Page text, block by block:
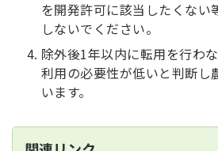
を開発許可に該当したくない
しないでください。
除外後1年以内に転用を行わ
利用の必要性が低いと判断し
います。